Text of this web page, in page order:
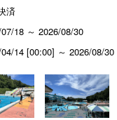
済
18 ～ 2026/08/30
14 [00:00] ～ 2026/08/30